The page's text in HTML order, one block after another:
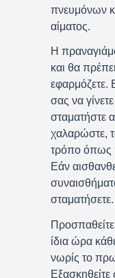
πνευμόνων
αίματος.
Η
και θα
εφαρμόζετε.
σας να
σταματήστε
χαλαρώστε,
τρόπο όπως
Εάν
σταματήσετε.
Προσπαθείτε
ίδια ώρα
νωρίς το